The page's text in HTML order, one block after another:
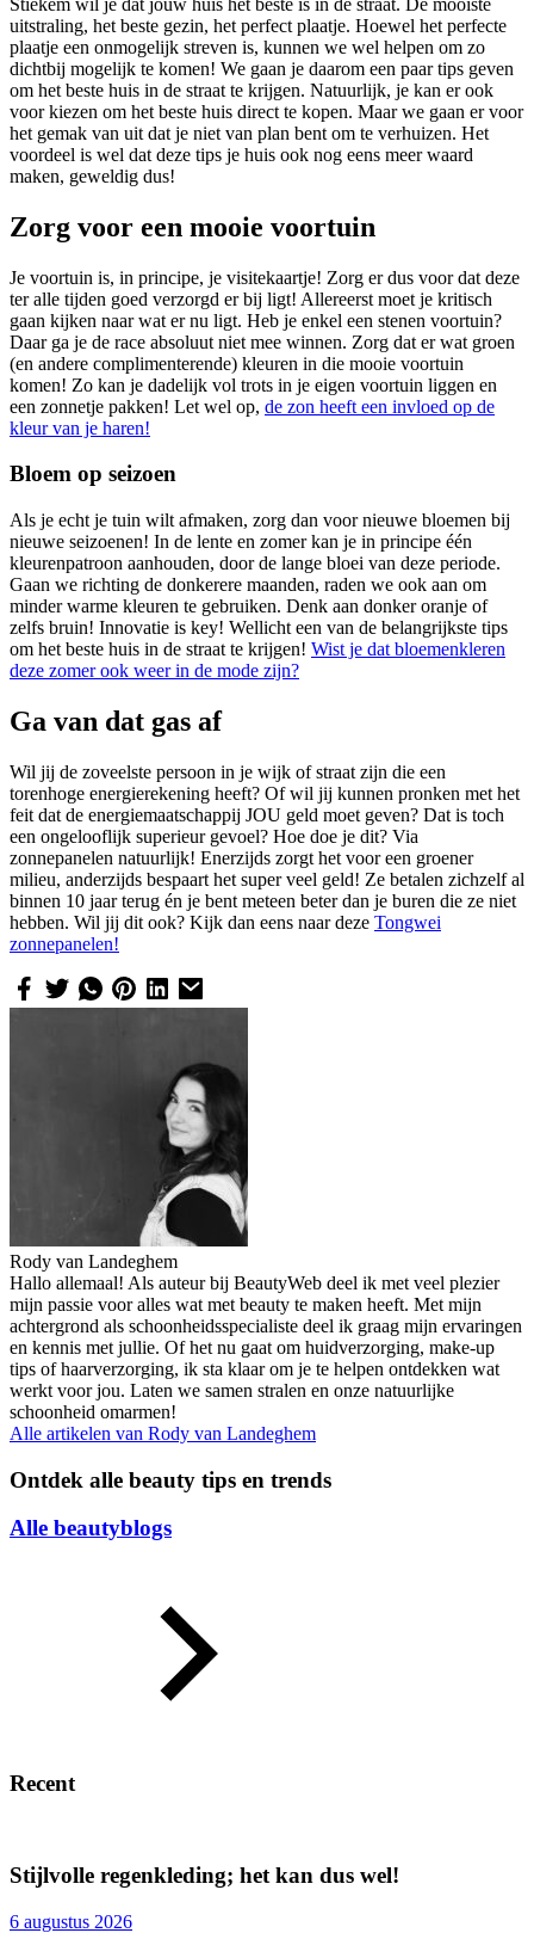
uitstraling, het beste gezin, het perfect plaatje. Hoewel het perfecte
plaatje een onmogelijk streven is, kunnen we wel helpen om zo
dichtbij mogelijk te komen! We gaan je daarom een paar tips geven
om het beste huis in de straat te krijgen. Natuurlijk, je kan er ook
voor kiezen om het beste huis direct te kopen. Maar we gaan er voor
het gemak van uit dat je niet van plan bent om te verhuizen. Het
voordeel is wel dat deze tips je huis ook nog eens meer waard
maken, geweldig dus!
Zorg voor een mooie voortuin
Je voortuin is, in principe, je visitekaartje! Zorg er dus voor dat deze
ter alle tijden goed verzorgd er bij ligt! Allereerst moet je kritisch
gaan kijken naar wat er nu ligt. Heb je enkel een stenen voortuin?
Daar ga je de race absoluut niet mee winnen. Zorg dat er wat groen
(en andere complimenterende) kleuren in die mooie voortuin
komen! Zo kan je dadelijk vol trots in je eigen voortuin liggen en
een zonnetje pakken! Let wel op, de zon heeft een invloed op de
kleur van je haren!
Bloem op seizoen
Als je echt je tuin wilt afmaken, zorg dan voor nieuwe bloemen bij
nieuwe seizoenen! In de lente en zomer kan je in principe één
kleurenpatroon aanhouden, door de lange bloei van deze periode.
Gaan we richting de donkerere maanden, raden we ook aan om
minder warme kleuren te gebruiken. Denk aan donker oranje of
zelfs bruin! Innovatie is key! Wellicht een van de belangrijkste tips
om het beste huis in de straat te krijgen! Wist je dat bloemenkleren
deze zomer ook weer in de mode zijn?
Ga van dat gas af
Wil jij de zoveelste persoon in je wijk of straat zijn die een
torenhoge energierekening heeft? Of wil jij kunnen pronken met het
feit dat de energiemaatschappij JOU geld moet geven? Dat is toch
een ongelooflijk superieur gevoel? Hoe doe je dit? Via
zonnepanelen natuurlijk! Enerzijds zorgt het voor een groener
milieu, anderzijds bespaart het super veel geld! Ze betalen zichzelf al
binnen 10 jaar terug én je bent meteen beter dan je buren die ze niet
hebben. Wil jij dit ook? Kijk dan eens naar deze Tongwei
zonnepanelen!
Rody van Landeghem
Hallo allemaal! Als auteur bij BeautyWeb deel ik met veel plezier
mijn passie voor alles wat met beauty te maken heeft. Met mijn
achtergrond als schoonheidsspecialiste deel ik graag mijn ervaringen
en kennis met jullie. Of het nu gaat om huidverzorging, make-up
tips of haarverzorging, ik sta klaar om je te helpen ontdekken wat
werkt voor jou. Laten we samen stralen en onze natuurlijke
schoonheid omarmen!
Alle artikelen van Rody van Landeghem
Ontdek alle beauty tips en trends
Alle beautyblogs
Recent
Stijlvolle regenkleding; het kan dus wel!
6 augustus 2026